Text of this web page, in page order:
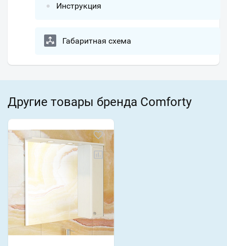
Инструкция
Габаритная схема
Другие товары бренда Comforty